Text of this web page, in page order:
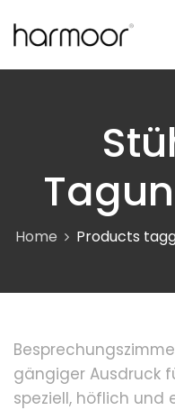
Home Products
gängiger Ausdruck
speziell, höflich und